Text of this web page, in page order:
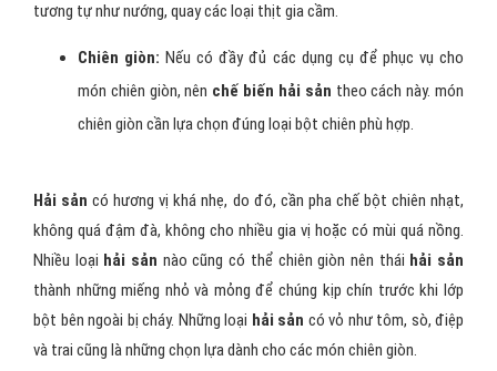
tương tự như nướng, quay các loại thịt gia cầm.
Chiên giòn: Nếu có đầy đủ các dụng cụ để phục vụ cho
món chiên giòn, nên chế biến hải sản theo cách này. món
chiên giòn cần lựa chọn đúng loại bột chiên phù hợp.
Hải sản có hương vị khá nhẹ, do đó, cần pha chế bột chiên nhạt,
không quá đậm đà, không cho nhiều gia vị hoặc có mùi quá nồng.
Nhiều loại hải sản nào cũng có thể chiên giòn nên thái hải sản
thành những miếng nhỏ và mỏng để chúng kịp chín trước khi lớp
bột bên ngoài bị cháy. Những loại hải sản có vỏ như tôm, sò, điệp
và trai cũng là những chọn lựa dành cho các món chiên giòn.